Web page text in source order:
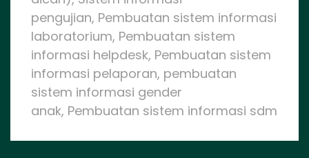
pengujian, Pembuatan sistem informasi
laboratorium, Pembuatan sistem
informasi helpdesk, Pembuatan sistem
informasi pelaporan, pembuatan
sistem informasi gender
anak, Pembuatan sistem informasi sdm